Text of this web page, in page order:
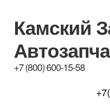
Перейти
к
навигации
Перейти
к
содержимому
Камский
+7 (800) 600-15-58